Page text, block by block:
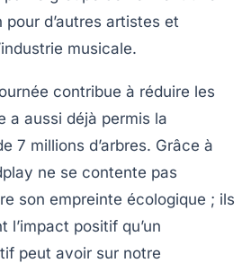
pour d’autres artistes et
musicale.
contribue à réduire les
a aussi déjà permis la
7 millions d’arbres. Grâce à
ne se contente pas
son empreinte écologique ; ils
l’impact positif qu’un
peut avoir sur notre